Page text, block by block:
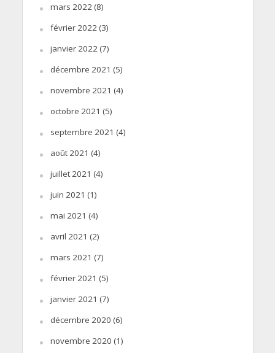
mars 2022(8)
février 2022(3)
janvier 2022(7)
décembre 2021 (5)
novembre 2021 (4)
octobre 2021 (5)
septembre 2021 (4)
août 2021 (4)
juillet 2021 (4)
juin 2021 (1)
mai 2021 (4)
avril 2021 (2)
mars 2021 (7)
février 2021 (5)
janvier 2021 (7)
décembre 2020 (6)
novembre 2020 (1)